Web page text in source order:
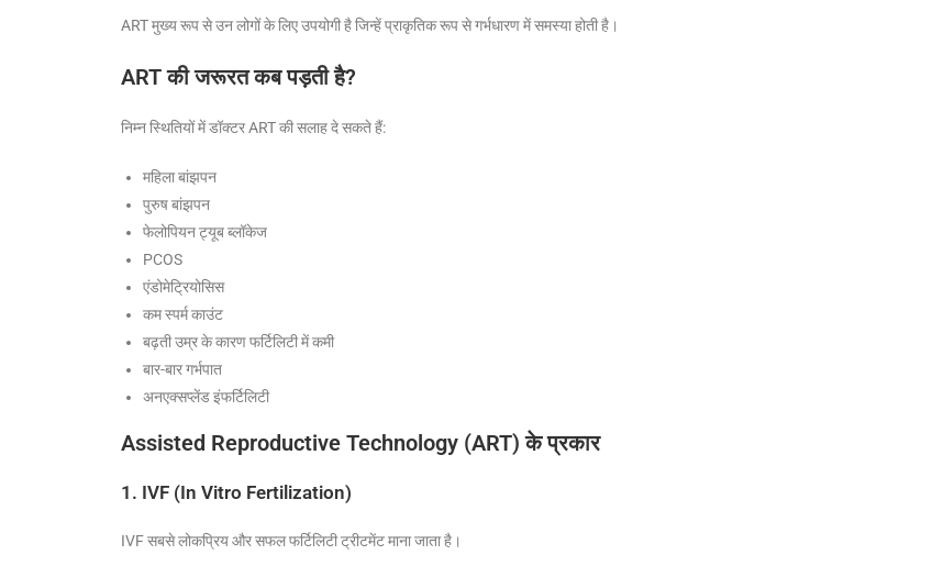
ART मुख्य रूप से उन लोगों के लिए उपयोगी है जिन्हें प्राकृतिक रूप से गर्भधारण में समस्या होती है।
ART की जरूरत कब पड़ती है?
निम्न स्थितियों में डॉक्टर ART की सलाह दे सकते हैं:
महिला बांझपन
पुरुष बांझपन
फेलोपियन ट्यूब ब्लॉकेज
PCOS
एंडोमेट्रियोसिस
कम स्पर्म काउंट
बढ़ती उम्र के कारण फर्टिलिटी में कमी
बार-बार गर्भपात
अनएक्सप्लेंड इंफर्टिलिटी
Assisted Reproductive Technology (ART) के प्रकार
1. IVF (In Vitro Fertilization)
IVF सबसे लोकप्रिय और सफल फर्टिलिटी ट्रीटमेंट माना जाता है।